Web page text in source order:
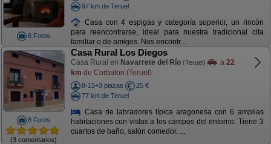
8 Fotos
97 km de Teruel
Casa con 4 espigas y categoría superior, un rincón
para reencontrarse, ideal para nuestra tradicional cita
familiar o de amigos. Nos encontr ...
8 Fotos
(3 comentarios)
Casa Rural Los Diegos
Casa Rural en Navarrete del Río (Teruel) a 22
km de Corbaton (Teruel)
8-15+3 plazas
25 €
77 km de Teruel
Casa de labradores típica aragonesa con 6 amplias
habitaciones con vistas a los campos del entorno. Tiene 3
cuartos de baño, salón comedor, ...